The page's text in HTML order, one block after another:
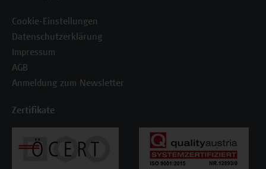
Cookie-Einstellungen
Datenschutzerklärung
Impressum
AGB
Anmeldung zum Newsletter
Zertifikate